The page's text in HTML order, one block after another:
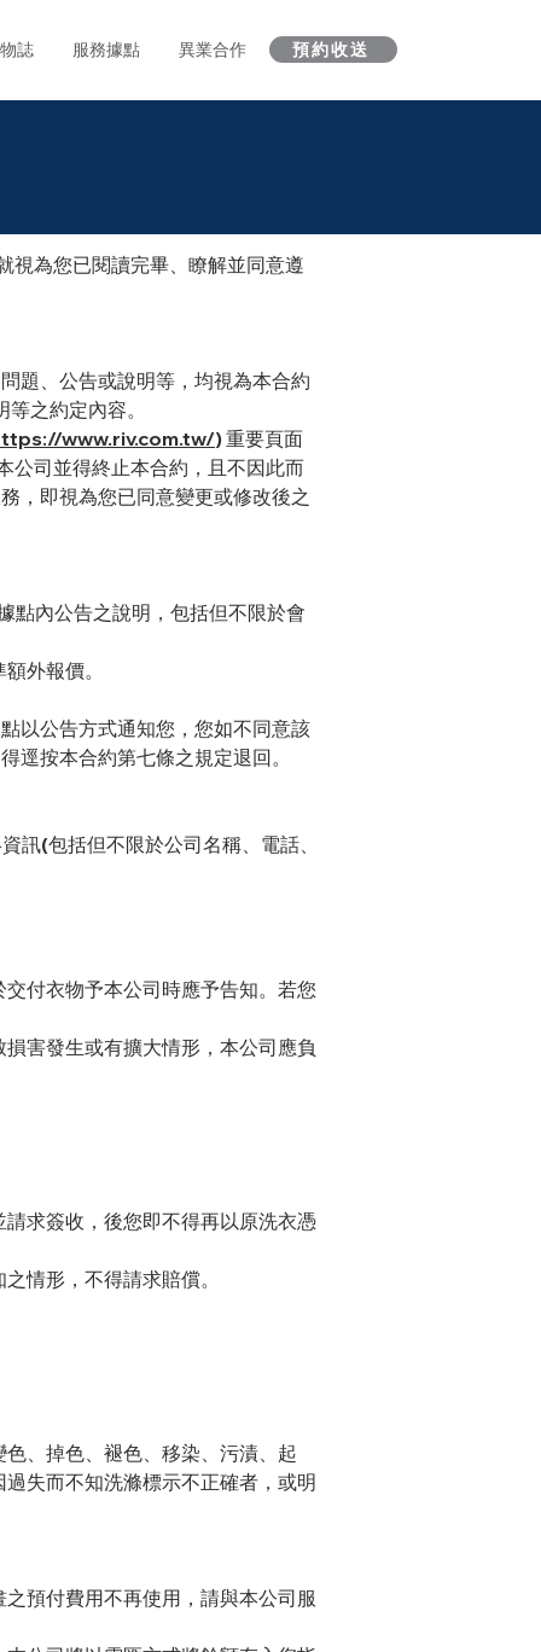
誌 服務據點 異業合作 預約收送
視為您已閱讀完畢、瞭解並同意遵
題、公告或說明等，均視為本合約
之約定內容。
www.riv.com.tw/) 重要頁面
公司並得終止本合約，且不因此而
，即視為您已同意變更或修改後之
點內公告之說明，包括但不限於會
外報價。
以公告方式通知您，您如不同意該
逕按本合約第七條之規定退回。
訊(包括但不限於公司名稱、電話、
付衣物予本公司時應予告知。若您
害發生或有擴大情形，本公司應負
求簽收，後您即不得再以原洗衣憑
情形，不得請求賠償。
、掉色、褪色、移染、污漬、起
失而不知洗滌標示不正確者，或明
預付費用不再使用，請與本公司服